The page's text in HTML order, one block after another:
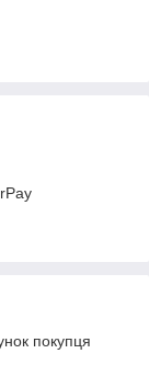
покупця